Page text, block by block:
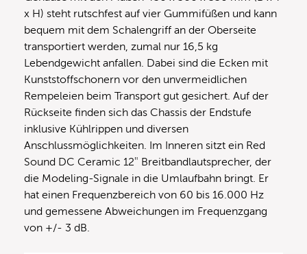
x H) steht rutschfest auf vier Gummifüßen und kann
bequem mit dem Schalengriff an der Oberseite
transportiert werden, zumal nur 16,5 kg
Lebendgewicht anfallen. Dabei sind die Ecken mit
Kunststoffschonern vor den unvermeidlichen
Rempeleien beim Transport gut gesichert. Auf der
Rückseite finden sich das Chassis der Endstufe
inklusive Kühlrippen und diversen
Anschlussmöglichkeiten. Im Inneren sitzt ein Red
Sound DC Ceramic 12″ Breitbandlautsprecher, der
die Modeling-Signale in die Umlaufbahn bringt. Er
hat einen Frequenzbereich von 60 bis 16.000 Hz
und gemessene Abweichungen im Frequenzgang
von +/- 3 dB.